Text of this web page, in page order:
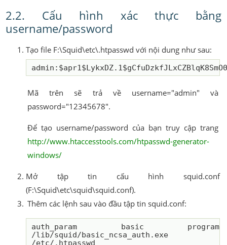
2.2. Cấu hình xác thực bằng
username/password
Tạo file F:\Squid\etc\.htpasswd với nội dung như sau:
Mã trên sẽ trả về username="admin" và
password="12345678".
Để tạo username/password của bạn truy cập trang
http://www.htaccesstools.com/htpasswd-generator-
windows/
Mở tập tin cấu hình squid.conf
(F:\Squid\etc\squid\squid.conf).
Thêm các lệnh sau vào đầu tập tin squid.conf:
auth_param basic program
/lib/squid/basic_ncsa_auth.exe
/etc/.htpasswd